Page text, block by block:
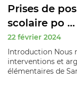
Prises de
scolaire po ...
22 février 2024
Introduction Nous
interventions et
élémentaires de